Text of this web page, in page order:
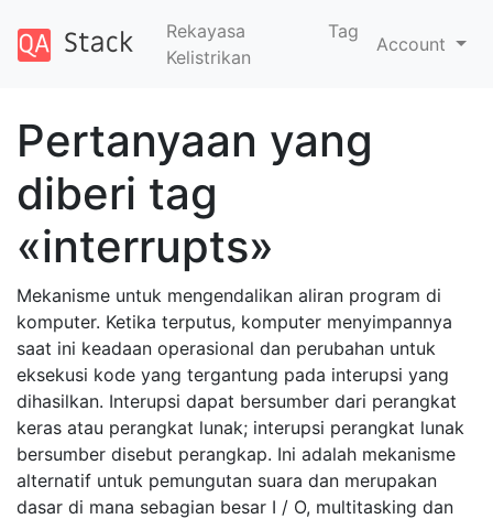
Rekayasa
Kelistrikan
Tag
Account
Pertanyaan yang
diberi tag
«interrupts»
Mekanisme untuk mengendalikan aliran program di
komputer. Ketika terputus, komputer menyimpannya
saat ini keadaan operasional dan perubahan untuk
eksekusi kode yang tergantung pada interupsi yang
dihasilkan. Interupsi dapat bersumber dari perangkat
keras atau perangkat lunak; interupsi perangkat lunak
bersumber disebut perangkap. Ini adalah mekanisme
alternatif untuk pemungutan suara dan merupakan
dasar di mana sebagian besar I / O, multitasking dan